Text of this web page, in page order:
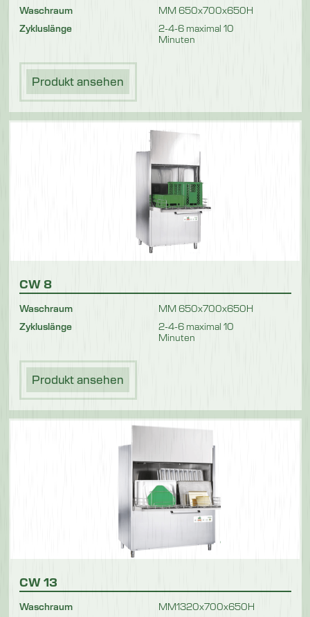
Waschraum
MM 650x700x650H
Zykluslänge
2-4-6 maximal 10
Minuten
Produkt ansehen
CW 8
Waschraum
MM 650x700x650H
Zykluslänge
2-4-6 maximal 10
Minuten
Produkt ansehen
CW 13
Waschraum
MM1320x700x650H